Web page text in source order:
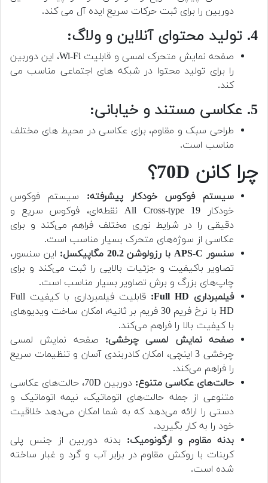
دوربین را برای ثبت حرکات سریع ایده آل می کند.
4. تولید محتوای آنلاین و ولاگ:
صفحه نمایش متحرک لمسی و قابلیت Wi-Fi، این دوربین
را برای تولید محتوا در شبکه های اجتماعی مناسب می
کند.
5. عکاسی مستند و خیابانی:
طراحی سبک و مقاوم، برای عکاسی در محیط های مختلف
مناسب است.
چرا کانن 70D؟
سیستم فوکوس خودکار پیشرفته: سیستم فوکوس
خودکار All Cross-type 19 نقطه‌ای، فوکوس سریع و
دقیقی را در شرایط نوری مختلف فراهم می‌کند و برای
عکاسی از سوژه‌های متحرک بسیار مناسب است.
سنسور APS-C با رزولوشن 20.2 مگاپیکسل:
این سنسور،
تصاویر باکیفیت و جزئیات بالایی را ثبت می‌کند و برای
چاپ‌های بزرگ و برش تصاویر بسیار مناسب است.
فیلمبرداری Full HD:
قابلیت فیلمبرداری با کیفیت Full
HD با نرخ فریم 30 فریم بر ثانیه، امکان ساخت ویدیوهای
با کیفیت بالا را فراهم می‌کند.
صفحه نمایش لمسی چرخشی: صفحه نمایش لمسی
چرخشی 3 اینچی، امکان کادربندی آسان و تنظیمات سریع
را فراهم می‌کند.
حالت‌های عکاسی متنوع:
دوربین 70D، حالت‌های عکاسی
متنوعی از جمله حالت‌های اتوماتیک، نیمه اتوماتیک و
دستی را ارائه می‌دهد که به شما امکان می‌دهد خلاقیت
خود را به کار بگیرید.
بدنه مقاوم و ارگونومیک: بدنه دوربین از جنس پلی
کربنات با روکش مقاوم در برابر آب و گرد و غبار ساخته
شده است.